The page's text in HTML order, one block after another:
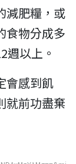
減肥糧，或
食物分成多
週以上。
會感到飢
就前功盡棄